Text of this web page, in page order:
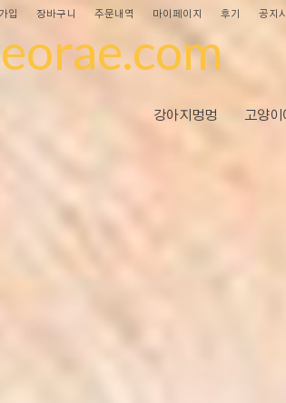
입 장바구니 주문내역 마이페이지 후기 공지
강아지멍멍 고양